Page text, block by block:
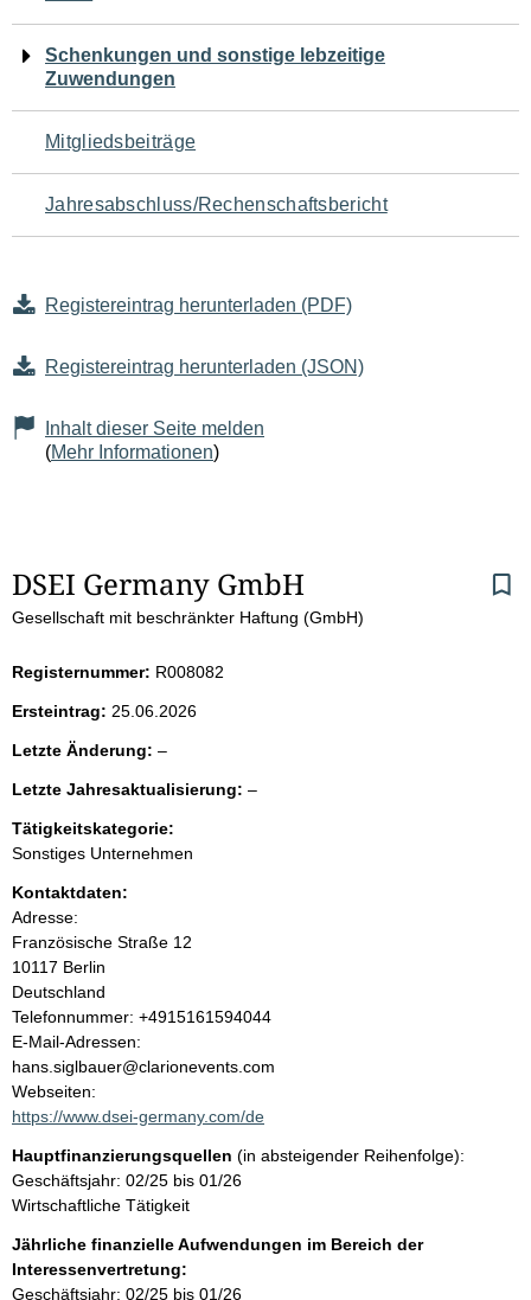
Schenkungen und sonstige lebzeitige
Zuwendungen
Mitgliedsbeiträge
Jahresabschluss/Rechenschaftsbericht
Registereintrag herunterladen (PDF)
Registereintrag herunterladen (JSON)
Inhalt dieser Seite melden
(Mehr Informationen)
S
e
i
t
e
n
i
n
h
a
l
t
DSEI Germany GmbH
Gesellschaft mit beschränkter Haftung (GmbH)
Registernummer: R008082
Ersteintrag: 25.06.2026
Letzte Änderung: –l
e
r
Letzte Jahresaktualisierung: –l
Tätigkeitskategorie:
Sonstiges Unternehmen
Kontaktdaten:
Adresse:
Französische Straße 12
10117 Berlin
Deutschland
K
o
n
t
a
t
i
n
f
o
r
Telefonnummer: +4915161594044
E-Mail-Adressen:
hans.siglbauer@clarionevents.com
Webseiten:
https://www.dsei-germany.com/de
Hauptfinanzierungsquellen (in absteigender Reihenfolge):
Geschäftsjahr: 02/25 bis 01/26
Wirtschaftliche Tätigkeit
Jährliche finanzielle Aufwendungen im Bereich der
Interessenvertretung:
Geschäftsjahr: 02/25 bis 01/26